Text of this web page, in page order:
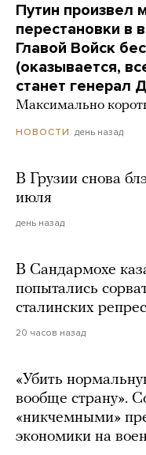
Путин произвел
перестановки в
Главой Войск
(оказывается,
станет генерал
Максимально
НОВОСТИ день назад
В Грузии снова
июля
день назад
В Сандармохе
попытались
сталинских
20 часов назад
«Убить
вообще страну».
«никчемными»
экономики на